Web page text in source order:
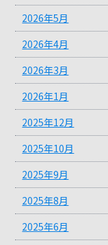
2026年5月
2026年4月
2026年3月
2026年1月
2025年12月
2025年10月
2025年9月
2025年8月
2025年6月